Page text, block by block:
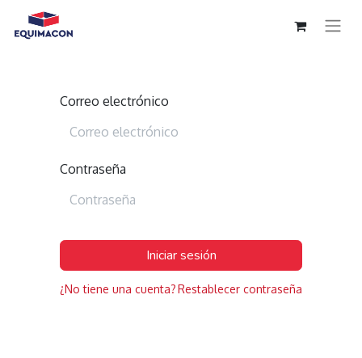
Correo electrónico
Contraseña
Iniciar sesión
¿No tiene una cuenta?Restablecer contraseña